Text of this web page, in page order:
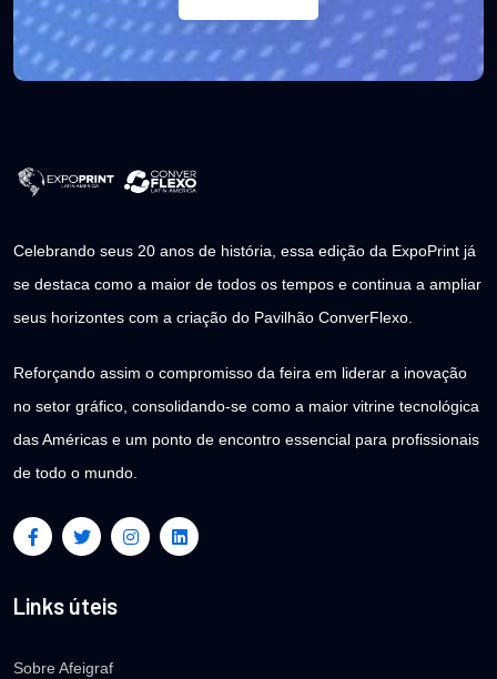
Celebrando seus 20 anos de história, essa edição da ExpoPrint já
se destaca como a maior de todos os tempos e continua a ampliar
seus horizontes com a criação do Pavilhão ConverFlexo.
Reforçando assim o compromisso da feira em liderar a inovação
no setor gráfico, consolidando-se como a maior vitrine tecnológica
das Américas e um ponto de encontro essencial para profissionais
de todo o mundo.
Links úteis
Sobre Afeigraf